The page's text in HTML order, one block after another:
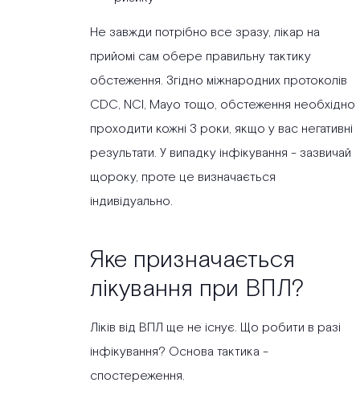
Не завжди потрібно все зразу, лікар на
прийомі сам обере правильну тактику
обстеження. Згідно міжнародних протоколів
CDC, NCI, Mayo тощо, обстеження необхідно
проходити кожні 3 роки, якщо у вас негативні
результати. У випадку інфікування - зазвичай
щороку, проте це визначається
індивідуально.
Яке призначається
лікування при ВПЛ?
Ліків від ВПЛ ще не існує. Що робити в разі
інфікування? Основа тактика -
спостереження.